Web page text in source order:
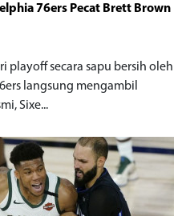
76ers Pecat Brett Brown
playoff secara sapu bersih oleh
langsung mengambil
Sixe...